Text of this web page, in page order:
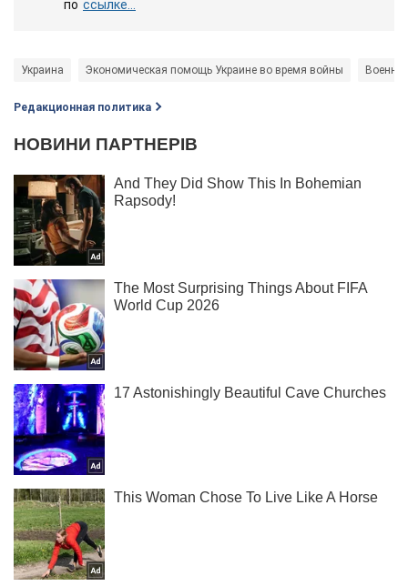
по ссылке...
Украина Экономическая помощь Украине во время войны
Редакционная политика